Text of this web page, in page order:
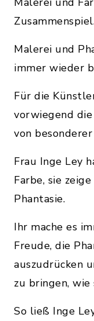
Malerei und
immer wieder
Für die
vorwiegend die
von
Frau Inge Ley
Farbe, sie
Phantasie.
Ihr mache es
Freude, die
auszudrücken
zu bringen,
So ließ Inge